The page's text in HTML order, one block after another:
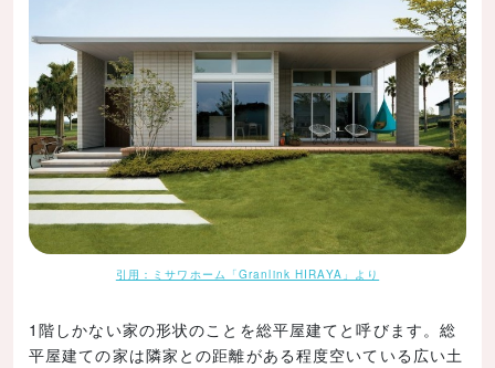
引用：ミサワホーム「Granlink HIRAYA」より
1階しかない家の形状のことを総平屋建てと呼びます。総
平屋建ての家は隣家との距離がある程度空いている広い土